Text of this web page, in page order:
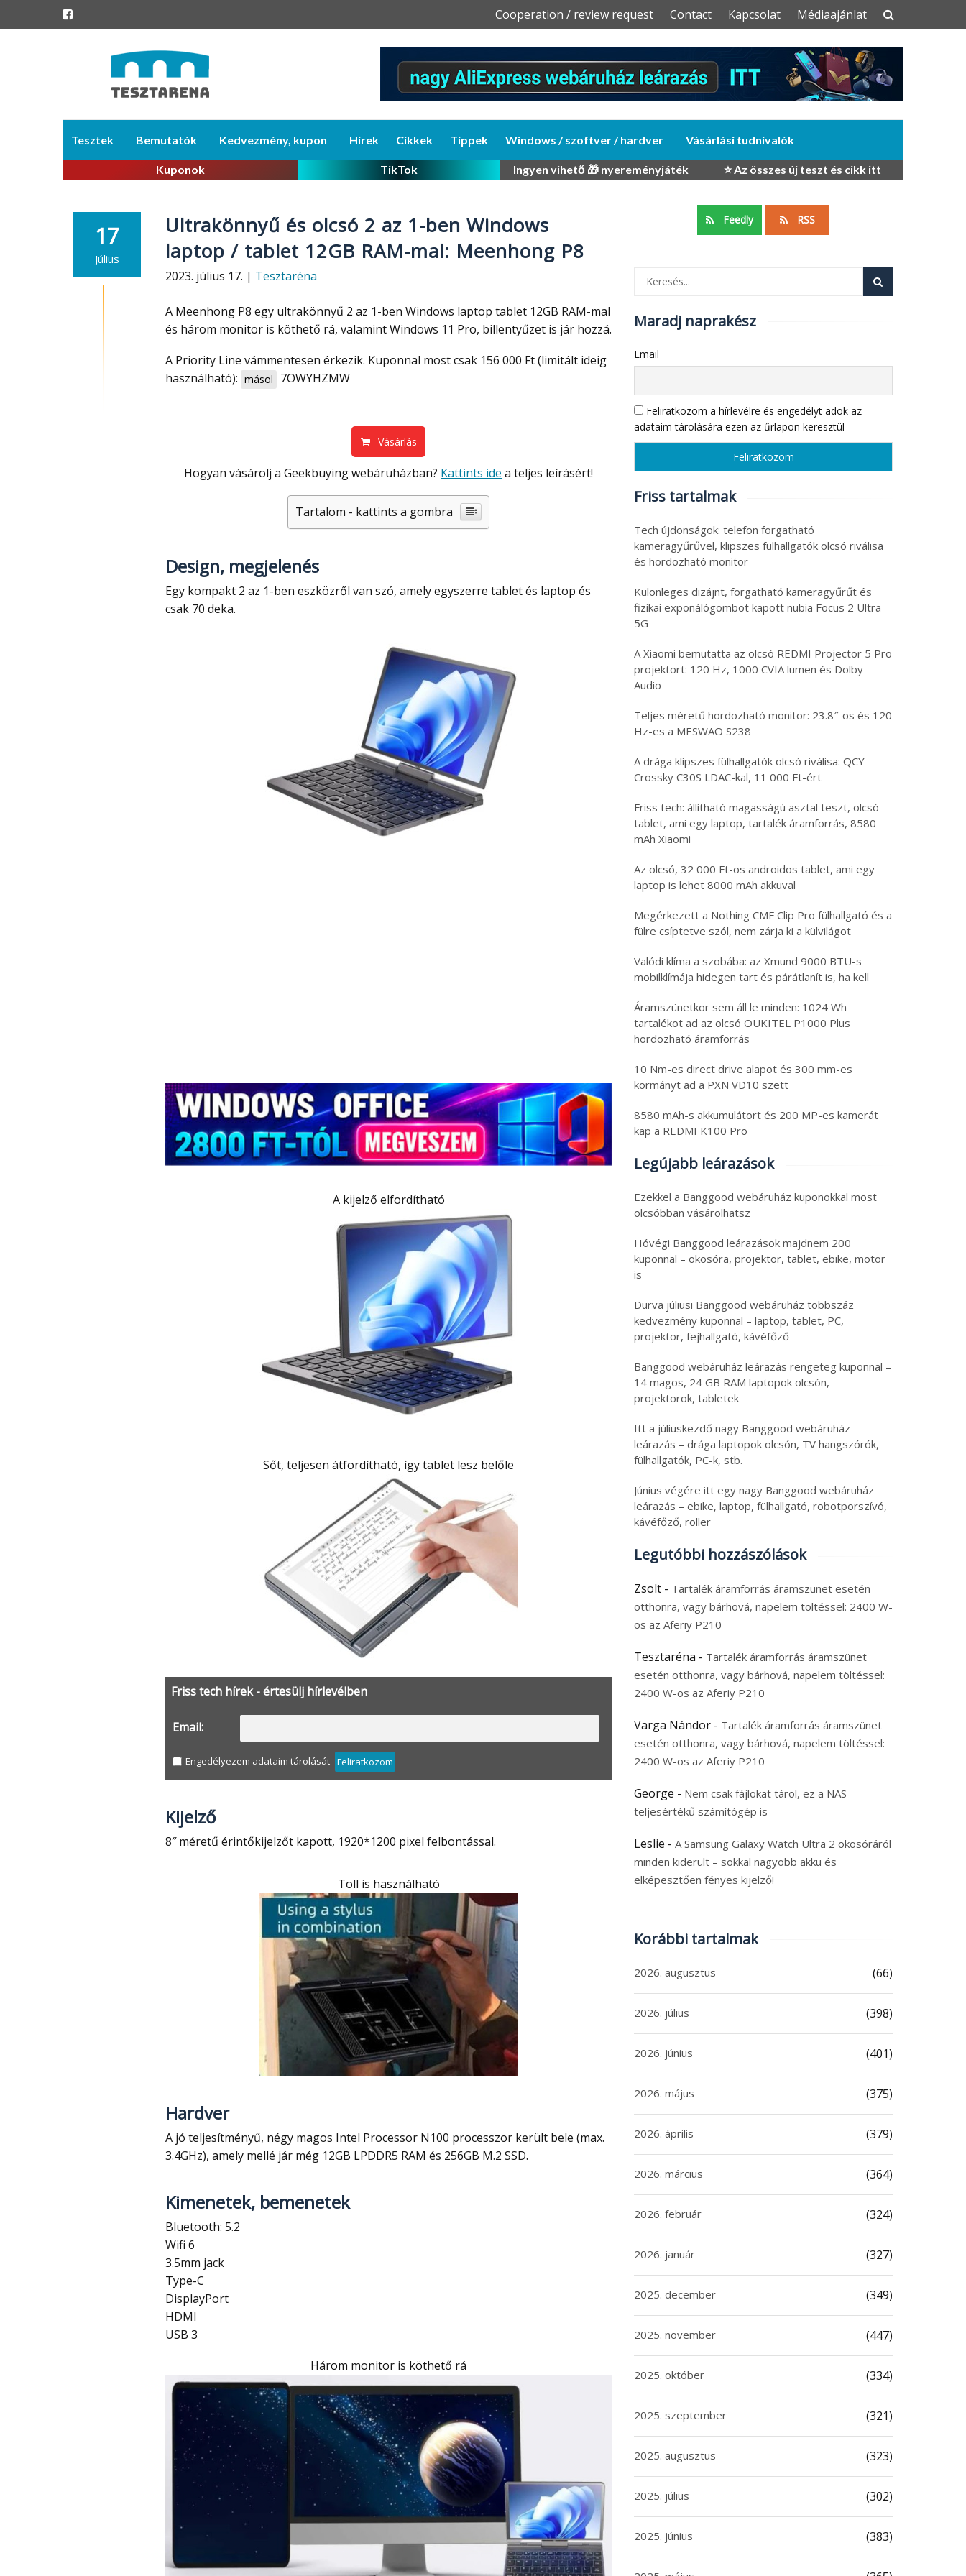
Skip
Cooperation / review request Contact Kapcsolat Médiaajánlat
content
Tesztek Bemutatók Kedvezmény, kupon Hírek Cikkek Tippek Windows / szoftver / hardver Vásárlási tudnivalók
Kuponok TikTok Ingyen vihető 🎁 nyereményjáték ⭐ Az összes új teszt és cikk itt
17
Július
Ultrakönnyű és olcsó 2 az 1-ben Windows
laptop / tablet 12GB RAM-mal: Meenhong P8
2023. július 17. | Tesztaréna
A Meenhong P8 egy ultrakönnyű 2 az 1-ben Windows laptop tablet 12GB RAM-mal
és három monitor is köthető rá, valamint Windows 11 Pro, billentyűzet is jár hozzá.
A Priority Line vámmentesen érkezik. Kuponnal most csak 156 000 Ft (limitált ideig
használható): másol 7OWYHZMW
Vásárlás
Hogyan vásárolj a Geekbuying webáruházban? Kattints ide a teljes leírásért!
Tartalom - kattints a gombra
Design, megjelenés
Egy kompakt 2 az 1-ben eszközről van szó, amely egyszerre tablet és laptop és
csak 70 deka.
A kijelző elfordítható
Sőt, teljesen átfordítható, így tablet lesz belőle
Friss tech hírek - értesülj hírlevélben
Email:
Engedélyezem adataim tárolását Feliratkozom
Kijelző
8″ méretű érintőkijelzőt kapott, 1920*1200 pixel felbontással.
Toll is használható
Hardver
A jó teljesítményű, négy magos Intel Processor N100 processzor került bele (max.
3.4GHz), amely mellé jár még 12GB LPDDR5 RAM és 256GB M.2 SSD.
Kimenetek, bemenetek
Bluetooth: 5.2
Wifi 6
3.5mm jack
Type-C
DisplayPort
HDMI
USB 3
Három monitor is köthető rá
Feedly RSS
Maradj naprakész
Email
Feliratkozom a hírlevélre és engedélyt adok az
adataim tárolására ezen az űrlapon keresztül
Friss tartalmak
Tech újdonságok: telefon forgatható
kameragyűrűvel, klipszes fülhallgatók olcsó riválisa
és hordozható monitor
Különleges dizájnt, forgatható kameragyűrűt és
fizikai exponálógombot kapott nubia Focus 2 Ultra
5G
A Xiaomi bemutatta az olcsó REDMI Projector 5 Pro
projektort: 120 Hz, 1000 CVIA lumen és Dolby
Audio
Teljes méretű hordozható monitor: 23.8″-os és 120
Hz-es a MESWAO S238
A drága klipszes fülhallgatók olcsó riválisa: QCY
Crossky C30S LDAC-kal, 11 000 Ft-ért
Friss tech: állítható magasságú asztal teszt, olcsó
tablet, ami egy laptop, tartalék áramforrás, 8580
mAh Xiaomi
Az olcsó, 32 000 Ft-os androidos tablet, ami egy
laptop is lehet 8000 mAh akkuval
Megérkezett a Nothing CMF Clip Pro fülhallgató és a
fülre csíptetve szól, nem zárja ki a külvilágot
Valódi klíma a szobába: az Xmund 9000 BTU-s
mobilklímája hidegen tart és párátlanít is, ha kell
Áramszünetkor sem áll le minden: 1024 Wh
tartalékot ad az olcsó OUKITEL P1000 Plus
hordozható áramforrás
10 Nm-es direct drive alapot és 300 mm-es
kormányt ad a PXN VD10 szett
8580 mAh-s akkumulátort és 200 MP-es kamerát
kap a REDMI K100 Pro
Legújabb leárazások
Ezekkel a Banggood webáruház kuponokkal most
olcsóbban vásárolhatsz
Hóvégi Banggood leárazások majdnem 200
kuponnal – okosóra, projektor, tablet, ebike, motor
is
Durva júliusi Banggood webáruház többszáz
kedvezmény kuponnal – laptop, tablet, PC,
projektor, fejhallgató, kávéfőző
Banggood webáruház leárazás rengeteg kuponnal –
14 magos, 24 GB RAM laptopok olcsón,
projektorok, tabletek
Itt a júliuskezdő nagy Banggood webáruház
leárazás – drága laptopok olcsón, TV hangszórók,
fülhallgatók, PC-k, stb.
Június végére itt egy nagy Banggood webáruház
leárazás – ebike, laptop, fülhallgató, robotporszívó,
kávéfőző, roller
Legutóbbi hozzászólások
Zsolt - Tartalék áramforrás áramszünet esetén
otthonra, vagy bárhová, napelem töltéssel: 2400 W-
os az Aferiy P210
Tesztaréna - Tartalék áramforrás áramszünet
esetén otthonra, vagy bárhová, napelem töltéssel:
2400 W-os az Aferiy P210
Varga Nándor - Tartalék áramforrás áramszünet
esetén otthonra, vagy bárhová, napelem töltéssel:
2400 W-os az Aferiy P210
George - Nem csak fájlokat tárol, ez a NAS
teljesértékű számítógép is
Leslie - A Samsung Galaxy Watch Ultra 2 okosóráról
minden kiderült – sokkal nagyobb akku és
elképesztően fényes kijelző!
Korábbi tartalmak
2026. augusztus (66)
2026. július (398)
2026. június (401)
2026. május (375)
2026. április (379)
2026. március (364)
2026. február (324)
2026. január (327)
2025. december (349)
2025. november (447)
2025. október (334)
2025. szeptember (321)
2025. augusztus (323)
2025. július (302)
2025. június (383)